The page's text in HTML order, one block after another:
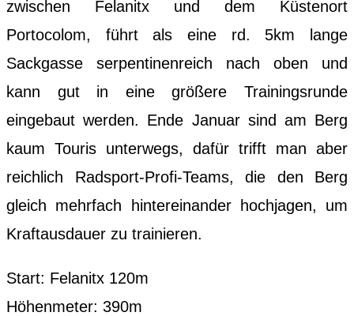
zwischen Felanitx und dem Küstenort
Portocolom, führt als eine rd. 5km lange
Sackgasse serpentinenreich nach oben und
kann gut in eine größere Trainingsrunde
eingebaut werden. Ende Januar sind am Berg
kaum Touris unterwegs, dafür trifft man aber
reichlich Radsport-Profi-Teams, die den Berg
gleich mehrfach hintereinander hochjagen, um
Kraftausdauer zu trainieren.
Start: Felanitx 120m
Höhenmeter: 390m